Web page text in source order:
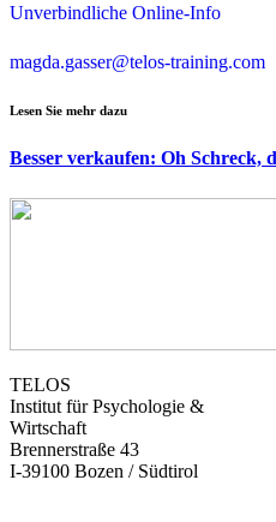
Unverbindliche Online-Info
magda.gasser@telos-training.com
Lesen Sie mehr dazu
Besser verkaufen: Oh Schreck,
TELOS
Institut für Psychologie &
Wirtschaft
Brennerstraße 43
I-39100 Bozen / Südtirol